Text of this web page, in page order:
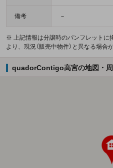
備考 －
※ 上記情報は分譲時のパンフレットに
より、現況（販売中物件）と異なる場合
quadorContigo高宮の地図・